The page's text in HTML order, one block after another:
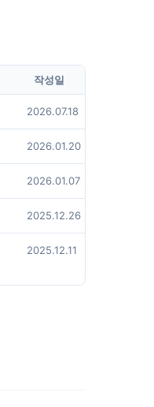
작성일
2026.07.18
2026.01.20
2026.01.07
2025.12.26
2025.12.11